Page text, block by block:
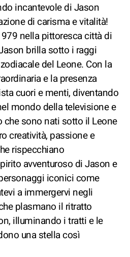
incantevole di Jason
di carisma e vitalità!
nella pittoresca città di
brilla sotto i raggi
del Leone. Con la
e la presenza
cuori e menti, diventando
mondo della televisione e
che sono nati sotto il Leone
creatività, passione e
rispecchiano
avventuroso di Jason e
iconici come
a immergervi negli
plasmano il ritratto
illuminando i tratti e le
una stella così